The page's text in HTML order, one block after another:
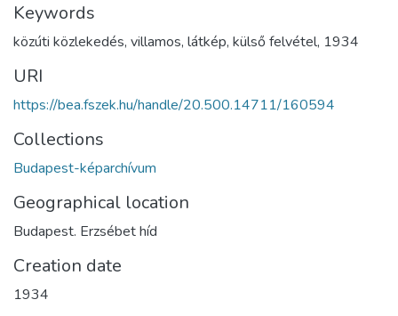
Keywords
közúti közlekedés, villamos, látkép, külső felvétel, 1934
URI
https://bea.fszek.hu/handle/20.500.14711/160594
Collections
Budapest-képarchívum
Geographical location
Budapest. Erzsébet híd
Creation date
1934